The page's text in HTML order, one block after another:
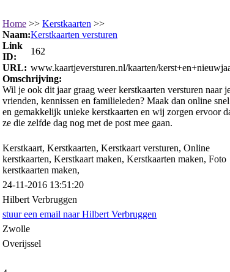
Home >> Kerstkaarten >>
Naam:Kerstkaarten versturen
Link
ID:
162
URL: www.kaartjeversturen.nl/kaarten/
Omschrijving:
Wil je ook dit jaar graag weer kerstkaarten versturen naar
vrienden, kennissen en familieleden? Maak dan online snel
en gemakkelijk unieke kerstkaarten en wij zorgen ervoor
ze die zelfde dag nog met de post mee gaan.
Kerstkaart, Kerstkaarten, Kerstkaart versturen, Online
kerstkaarten, Kerstkaart maken, Kerstkaarten maken, Foto
kerstkaarten maken,
24-11-2016 13:51:20
Hilbert Verbruggen
stuur een email naar Hilbert Verbruggen
Zwolle
Overijssel